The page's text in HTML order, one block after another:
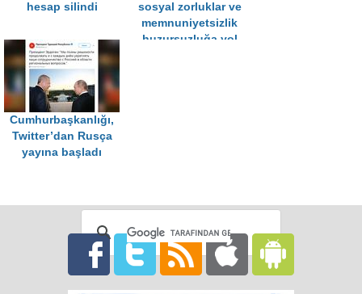
hesap silindi
sosyal zorluklar ve
memnuniyetsizlik
huzursuzluğa yol
Cumhurbaşkanlığı,
Twitter’dan Rusça
yayına başladı